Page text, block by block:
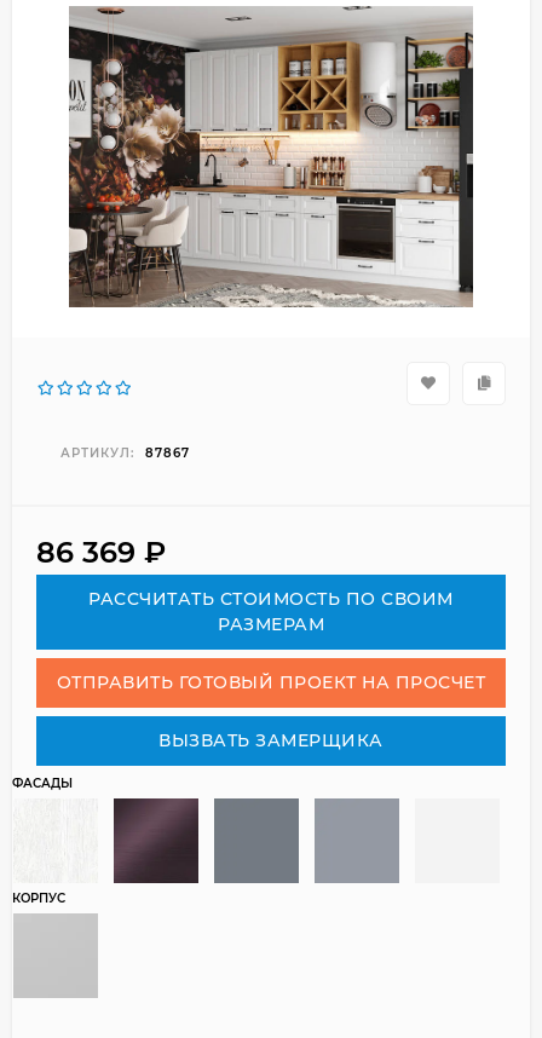
АРТИКУЛ: 87867
86 369 ₽
РАСCЧИТАТЬ СТОИМОСТЬ ПО СВОИМ
РАЗМЕРАМ
ОТПРАВИТЬ ГОТОВЫЙ ПРОЕКТ НА ПРОСЧЕТ
ВЫЗВАТЬ ЗАМЕРЩИКА
ФАСАДЫ
КОРПУС